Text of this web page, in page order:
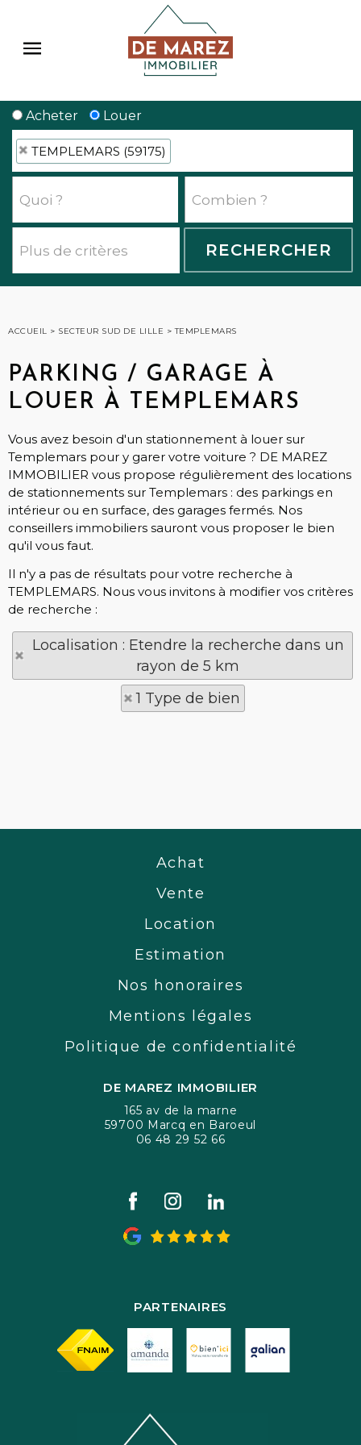
Acheter Louer
TEMPLEMARS (59175)
ACCUEIL > SECTEUR SUD DE LILLE >TEMPLEMARS
PARKING / GARAGE À
LOUER À TEMPLEMARS
Vous avez besoin d'un stationnement à louer sur
Templemars pour y garer votre voiture ? DE MAREZ
IMMOBILIER vous propose régulièrement des locations
de stationnements sur Templemars : des parkings en
intérieur ou en surface, des garages fermés. Nos
conseillers immobiliers sauront vous proposer le bien
qu'il vous faut.
Il n'y a pas de résultats pour votre recherche à
TEMPLEMARS. Nous vous invitons à modifier vos critères
de recherche :
Localisation : Etendre la recherche dans un
rayon de 5 km
1 Type de bien
Achat
Vente
Location
Estimation
Nos honoraires
Mentions légales
Politique de confidentialité
DE MAREZ IMMOBILIER
165 av de la marne
59700 Marcq en Baroeul
06 48 29 52 66
PARTENAIRES